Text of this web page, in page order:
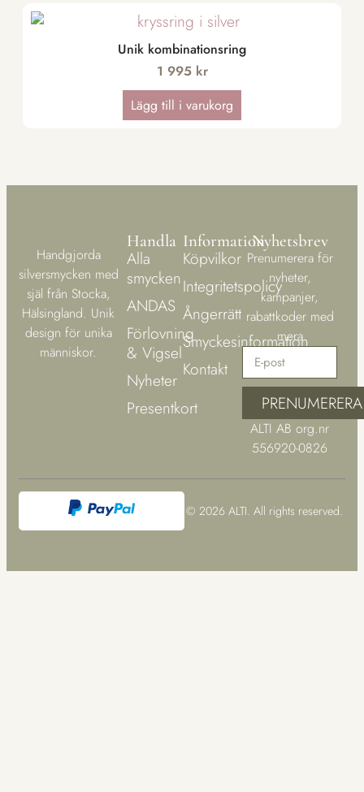
Unik kombinationsring
1 995 kr
Lägg till i varukorg
Handgjorda
silversmycken med
själ från Stocka,
Hälsingland. Unik
design för unika
människor.
Handla
Alla
smycken
ANDAS
Förlovning
& Vigsel
Nyheter
Presentkort
Information
Köpvilkor
Integritetspolicy
Ångerrätt
Smyckesinformation
Kontakt
Nyhetsbrev
Prenumerera för
nyheter,
kampanjer,
rabattkoder med
mera
PRENUMERERA
ALTI AB org.nr
556920-0826
© 2026 ALTI. All rights reserved.